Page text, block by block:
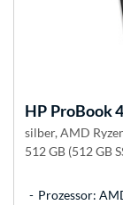
HP ProBook
silber, AMD
512 GB (512 GB
Prozessor: